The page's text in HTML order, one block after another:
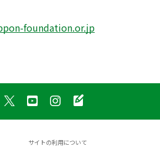
foundation.or.jp
サイトの利用について